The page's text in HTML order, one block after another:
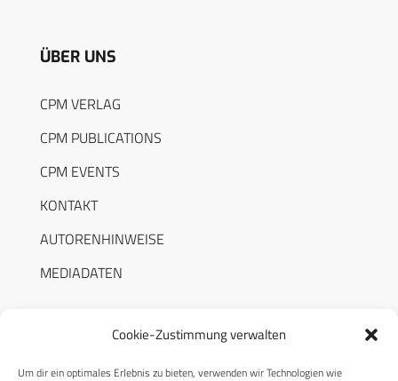
Cookie-Zustimmung verwalten
Um dir ein optimales Erlebnis zu bieten, verwenden wir Technologien wie
ÜBER UNS
CPM VERLAG
CPM PUBLICATIONS
CPM EVENTS
KONTAKT
AUTORENHINWEISE
MEDIADATEN